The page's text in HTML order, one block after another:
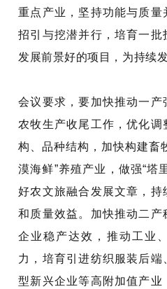
重点产业，坚持功能与质量
招引与挖潜并行，培育一批
发展前景好的项目，为持续
会议要求，要加快推动一
农牧生产收尾工作，优化
构、品种结构，加快构建畜
漠海鲜”养殖产业，做强“塔
好农文旅融合发展文章，持
和质量效益。加快推动二
企业稳产达效，推动工业
力，培育引进纺织服装后
型新兴企业等高附加值产业